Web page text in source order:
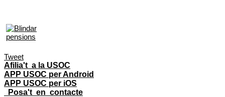
Tweet
Afilia't a la USOC
APP USOC per Android
APP USOC per iOS
Posa't en contacte